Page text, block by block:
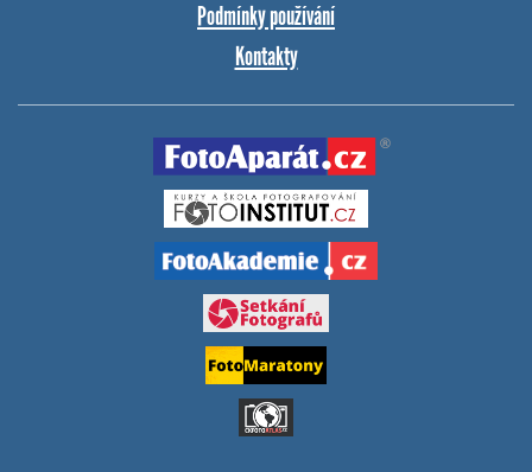
Podmínky používání
Kontakty